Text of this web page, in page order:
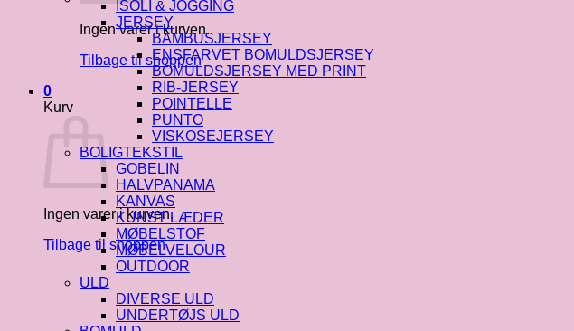
Ingen varer i kurven.
Tilbage til shoppen
0
Kurv
Ingen varer i kurven.
Tilbage til shoppen
ISOLI & JOGGING
JERSEY
BAMBUSJERSEY
ENSFARVET BOMULDSJERSEY
BOMULDSJERSEY MED PRINT
RIB-JERSEY
POINTELLE
PUNTO
VISKOSEJERSEY
BOLIGTEKSTIL
GOBELIN
HALVPANAMA
KANVAS
KUNST LÆDER
MØBELSTOF
MØBELVELOUR
OUTDOOR
ULD
DIVERSE ULD
UNDERTØJS ULD